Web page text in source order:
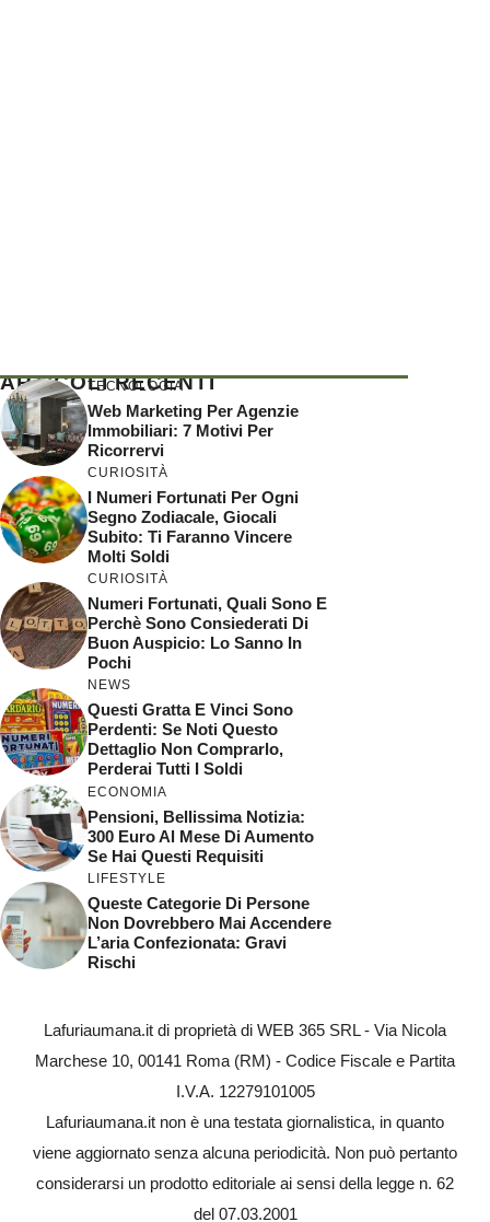
ARTICOLI RECENTI
TECNOLOGIA
Web Marketing Per Agenzie
Immobiliari: 7 Motivi Per
Ricorrervi
CURIOSITÀ
I Numeri Fortunati Per Ogni
Segno Zodiacale, Giocali
Subito: Ti Faranno Vincere
Molti Soldi
CURIOSITÀ
Numeri Fortunati, Quali Sono E
Perchè Sono Consiederati Di
Buon Auspicio: Lo Sanno In
Pochi
NEWS
Questi Gratta E Vinci Sono
Perdenti: Se Noti Questo
Dettaglio Non Comprarlo,
Perderai Tutti I Soldi
ECONOMIA
Pensioni, Bellissima Notizia:
300 Euro Al Mese Di Aumento
Se Hai Questi Requisiti
LIFESTYLE
Queste Categorie Di Persone
Non Dovrebbero Mai Accendere
L’aria Confezionata: Gravi
Rischi
Lafuriaumana.it di proprietà di WEB 365 SRL - Via Nicola
Marchese 10, 00141 Roma (RM) - Codice Fiscale e Partita
I.V.A. 12279101005
Lafuriaumana.it non è una testata giornalistica, in quanto
viene aggiornato senza alcuna periodicità. Non può pertanto
considerarsi un prodotto editoriale ai sensi della legge n. 62
del 07.03.2001